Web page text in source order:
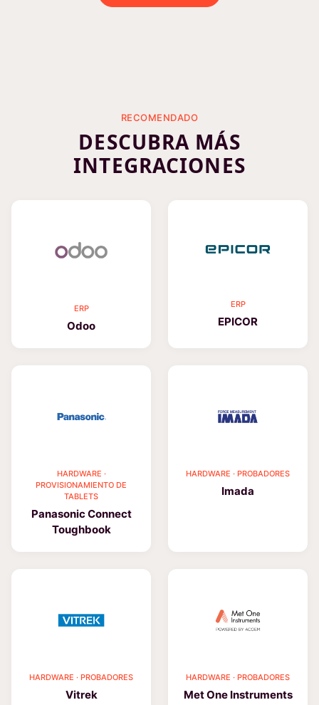
RECOMENDADO
DESCUBRA MÁS
INTEGRACIONES
ERP
Odoo
ERP
EPICOR
HARDWARE ·
PROVISIONAMIENTO DE
TABLETS
Panasonic Connect
Toughbook
HARDWARE · PROBADORES
Imada
HARDWARE · PROBADORES
Vitrek
HARDWARE · PROBADORES
Met One Instruments